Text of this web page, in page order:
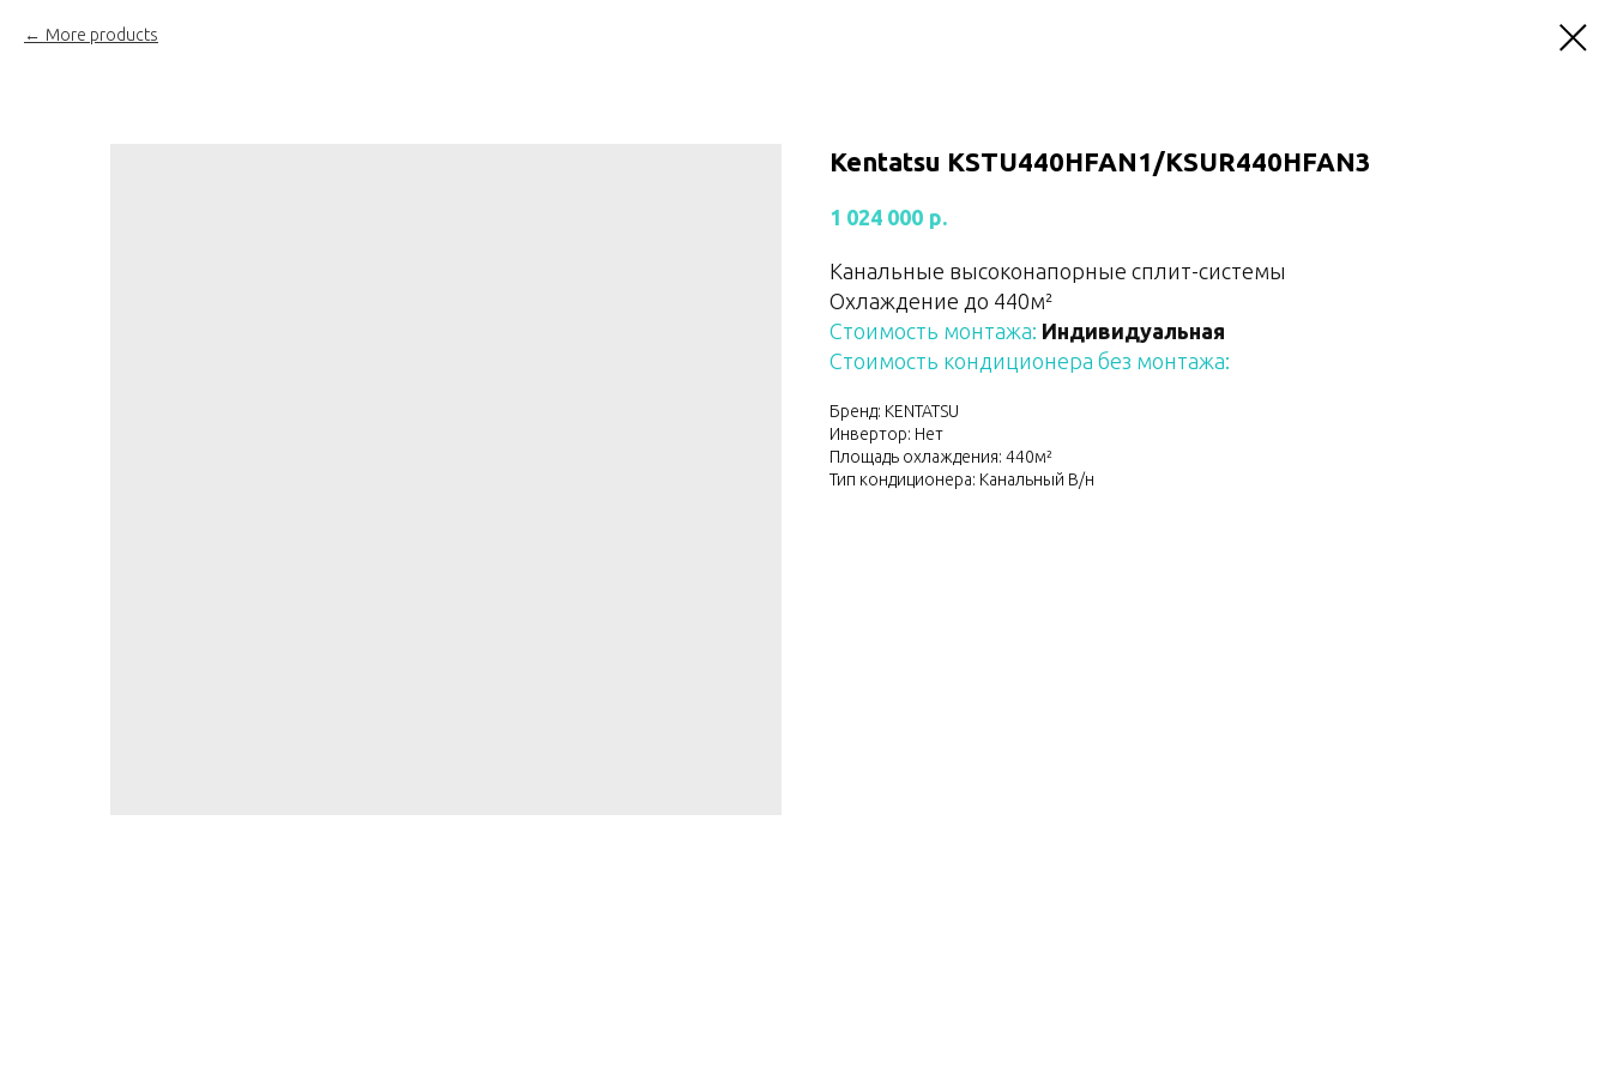
More products
Kentatsu KSTU440HFAN1/KSUR440HFAN3
1 024 000 р.
Канальные высоконапорные сплит-системы
Охлаждение до 440м²
Стоимость монтажа: Индивидуальная
Стоимость кондиционера без монтажа:
Бренд: KENTATSU
Инвертор: Нет
Площадь охлаждения: 440м²
Тип кондиционера: Канальный В/н